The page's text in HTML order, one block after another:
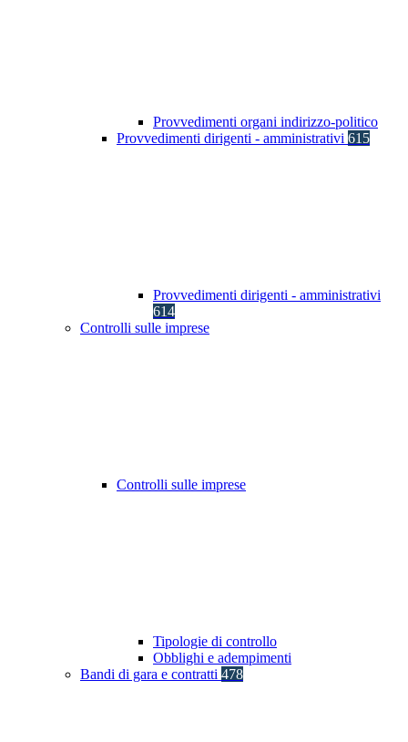
Provvedimenti organi indirizzo-politico
Provvedimenti dirigenti - amministrativi 615
Provvedimenti dirigenti - amministrativi
614
Controlli sulle imprese
Controlli sulle imprese
Tipologie di controllo
Obblighi e adempimenti
Bandi di gara e contratti 478